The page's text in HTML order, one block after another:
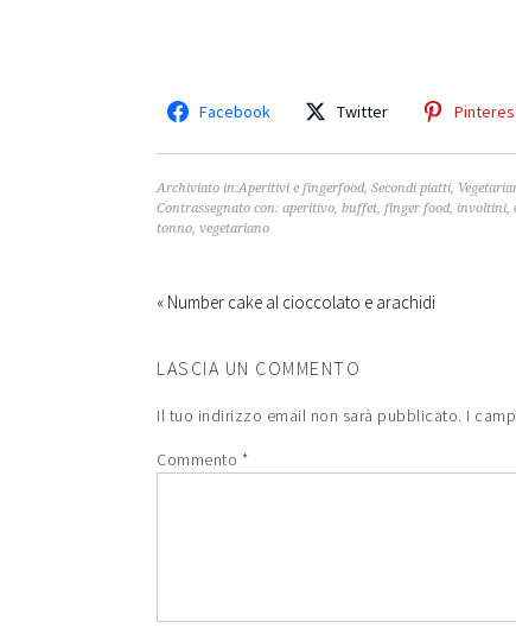
Facebook Twitter
Archiviato in:Aperitivi e fingerfood, Secondi piatti,
Contrassegnato con: aperitivo, buffet, finger food, involtini,
tonno, vegetariano
« Number cake al cioccolato e arachidi
LASCIA UN COMMENTO
Il tuo indirizzo email non sarà pubblicato. I
Commento *